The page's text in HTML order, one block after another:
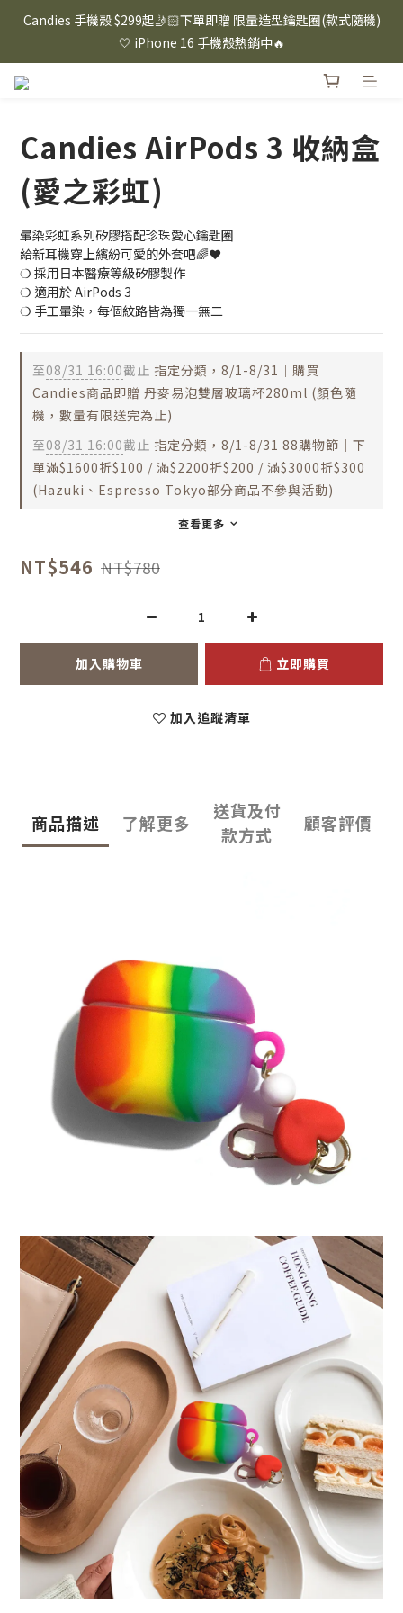
⸜ 8/1-8/31 ⸝  88購物節｜下單滿$1600折$100 / 滿$2200折$200 /
滿$3000折$300 (排除Hazuki及EspressoTokyo)
Candies 手機殼 $299起🤳🏻下單即贈 限量造型鑰匙圈(款式隨機)
🤍 iPhone 16 手機殼熱銷中🔥
⸜ 8/1-8/31 ⸝  88購物節｜下單滿$1600折$100 / 滿$2200折$200 /
Candies AirPods 3 收納盒
(愛之彩虹)
暈染彩虹系列矽膠搭配珍珠愛心鑰匙圈
給新耳機穿上繽紛可愛的外套吧🌈❤
❍ 採用日本醫療等級矽膠製作
❍ 適用於 AirPods 3
❍ 手工暈染，每個紋路皆為獨一無二
至08/31 16:00截止 指定分類，8/1-8/31｜購買
Candies商品即贈 丹麥易泡雙層玻璃杯280ml (顏色隨
機，數量有限送完為止)
至08/31 16:00截止 指定分類，8/1-8/31 88購物節｜下
單滿$1600折$100 / 滿$2200折$200 / 滿$3000折$300
(Hazuki、Espresso Tokyo部分商品不參與活動)
查看更多
NT$546 NT$780
加入購物車 立即購買
加入追蹤清單
商品描述 了解更多
送貨及付
款方式
顧客評價